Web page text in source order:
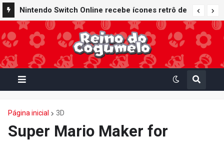
Nintendo Switch Online recebe ícones retrô de
Mario Paint (SNES) e Mario Kart: Super Circuit
(GBA)
Nintendo oferece reparos gratuitos às vítimas
do terremoto de Kumamoto e doa 50 milhões
de ienes à Cruz Vermelha
Página inicial 3D
Super Mario Maker for